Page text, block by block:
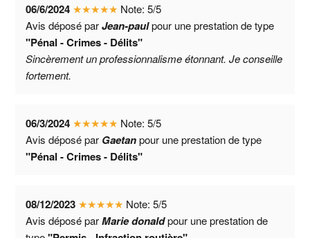
06/6/2024 ★★★★★ Note:5/5
Avis déposé parJean-paulpour une prestation de type
"Pénal - Crimes - Délits"
Sincèrement un professionnalisme étonnant. Je conseille
fortement.
06/3/2024 ★★★★★ Note:5/5
Avis déposé par Gaetanpour une prestation de type
"Pénal - Crimes - Délits"
08/12/2023 ★★★★★ Note:5/5
Avis déposé parMarie donaldpour une prestation de